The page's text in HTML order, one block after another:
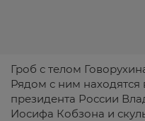
Гроб с телом
Рядом с ним находятся
президента России
Иосифа Кобзона и